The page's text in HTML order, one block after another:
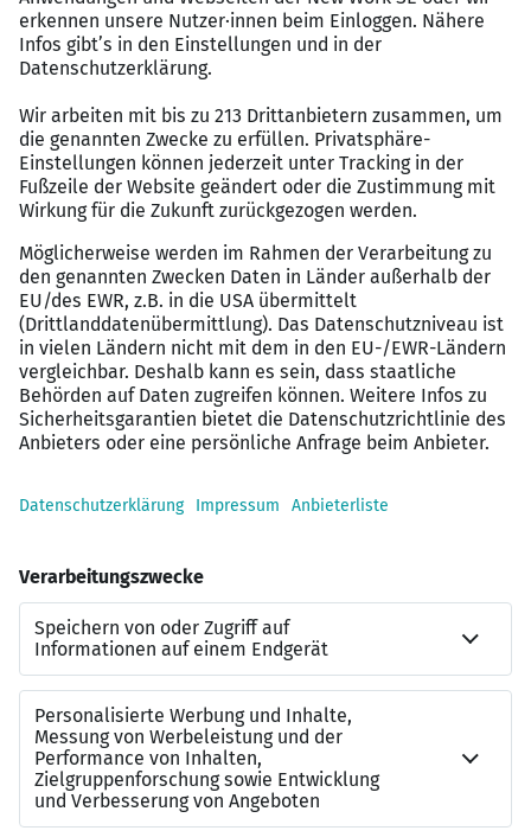
eine Bezahlung, die sich an Ihren Qualifikationen
und Ihrem Engagement orientiert.
unserem Firmenfahrrad-Leasing, exklusiven
Mitarbeiterrabatten bei Top-Marken, einem
Zuschuss zum Deutschlandticket, betrieblicher
Altersvorsorge und vielfältigen
Gesundheitsangeboten.
Fitness & Wellness: Mit dem EGYM Wellpass
trainieren und entspannen Sie für nur 29,90
€/Monat deutschlandweit in über 8.000
Fitnessstudios – flexibel in Ihrer Freizeit.
Privatpatientenstatus für Sie & Ihre Angehörigen:
Genießen Sie eine exzellente medizinische
vergünstigte ambulante Zusatzversicherungen –
Rundum unterstützt mit dem pme
Familienservice: Ob bei der Kinderbetreuung, in
herausfordernden Lebenssituationen oder bei
der Pflege von Angehörigen – wir sind rund um die
Uhr für Sie da!
Gemeinsam stark – Teamspirit, der verbindet:
Regelmäßige Teambuildings und gemeinsame
Events stärken den Zusammenhalt und sorgen